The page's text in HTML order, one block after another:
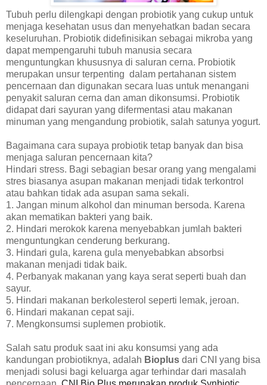
Tubuh perlu dilengkapi dengan probiotik yang cukup untuk
menjaga kesehatan usus dan menyehatkan badan secara
keseluruhan. Probiotik didefinisikan sebagai mikroba yang
dapat mempengaruhi tubuh manusia secara
menguntungkan khususnya di saluran cerna. Probiotik
merupakan unsur terpenting dalam pertahanan sistem
pencernaan dan digunakan secara luas untuk menangani
penyakit saluran cerna dan aman dikonsumsi. Probiotik
didapat dari sayuran yang difermentasi atau makanan
minuman yang mengandung probiotik, salah satunya yogurt.
Bagaimana cara supaya probiotik tetap banyak dan bisa
menjaga saluran pencernaan kita?
Hindari stress. Bagi sebagian besar orang yang mengalami
stres biasanya asupan makanan menjadi tidak terkontrol
atau bahkan tidak ada asupan sama sekali.
1. Jangan minum alkohol dan minuman bersoda. Karena
akan mematikan bakteri yang baik.
2. Hindari merokok karena menyebabkan jumlah bakteri
menguntungkan cenderung berkurang.
3. Hindari gula, karena gula menyebabkan absorbsi
makanan menjadi tidak baik.
4. Perbanyak makanan yang kaya serat seperti buah dan
sayur.
5. Hindari makanan berkolesterol seperti lemak, jeroan.
6. Hindari makanan cepat saji.
7. Mengkonsumsi suplemen probiotik.
Salah satu produk saat ini aku konsumsi yang ada
kandungan probiotiknya, adalah Bioplus dari CNI yang bisa
menjadi solusi bagi keluarga agar terhindar dari masalah